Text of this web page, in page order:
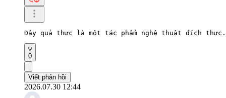
Đây quả thực là một tác phẩm nghệ thuật đích
0
Viết phản hồi
2026.07.30 12:44